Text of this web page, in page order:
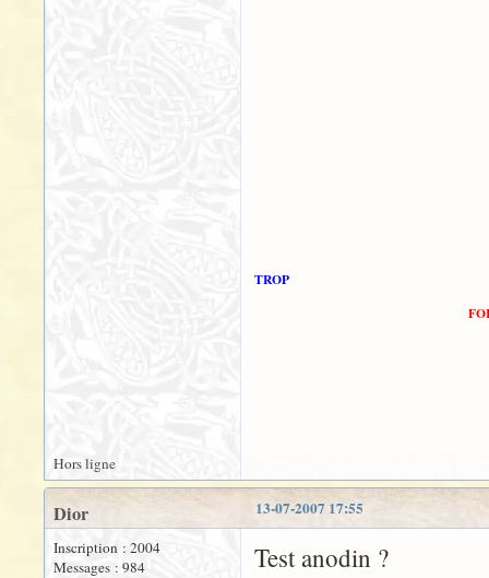
TROP
Hors ligne
13-07-2007 17:55
Dior
Inscription : 2004
Messages : 984
Test anodin ?